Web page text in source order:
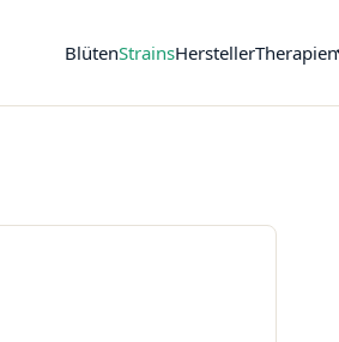
BlütenStrainsHerstellerTherapien